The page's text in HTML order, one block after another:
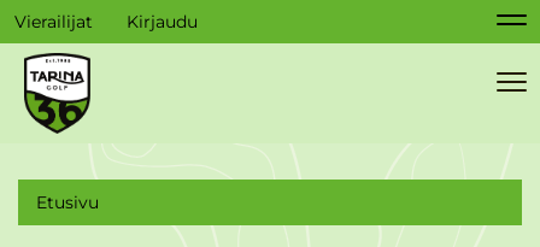
Vierailijat Kirjaudu
Etusivu